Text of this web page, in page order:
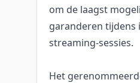
om de laagst
garanderen tijdens
streaming-sessies.
Het